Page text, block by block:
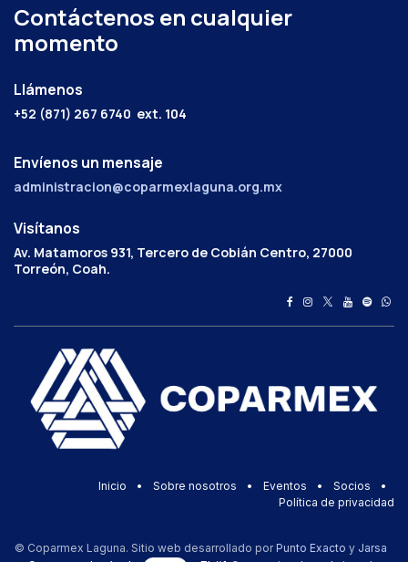
Contáctenos en cualquier
momento
Llámenos
+52 (871) 267 6740 ext. 104
Envíenos un mensaje
administracion@coparmexlaguna.org.mx
Visítanos
Av. Matamoros 931, Tercero de Cobián Centro, 27000
Torreón, Coah.
Inicio • Sobre nosotros • Eventos • Socios
•
Política de privacidad
© Coparmex Laguna. Sitio web desarrollado por Punto Exacto y Jarsa